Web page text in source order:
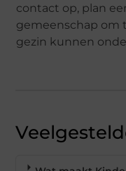
contact op, plan
gemeenschap om
gezin kunnen